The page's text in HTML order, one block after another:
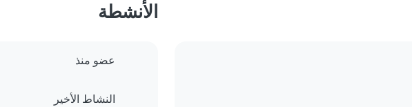
الأنشطة
عضو منذ
النشاط الأخير